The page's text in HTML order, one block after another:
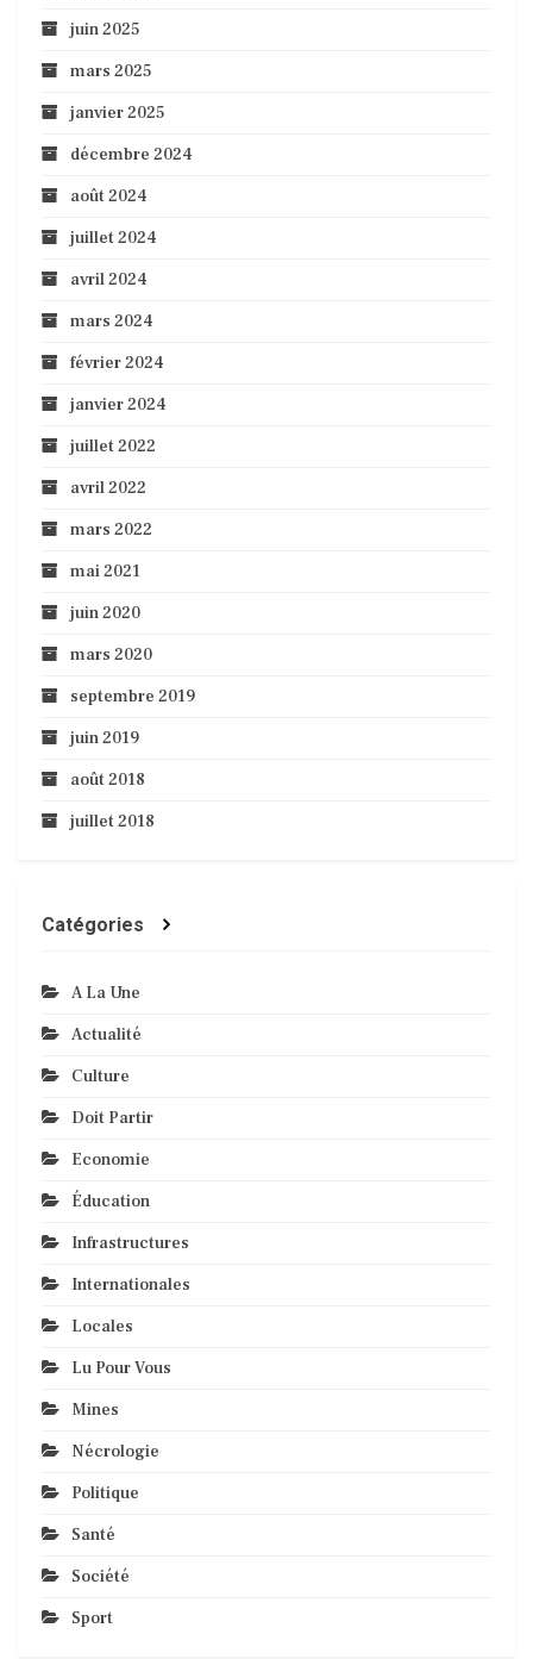
juin 2025
mars 2025
janvier 2025
décembre 2024
août 2024
juillet 2024
avril 2024
mars 2024
février 2024
janvier 2024
juillet 2022
avril 2022
mars 2022
mai 2021
juin 2020
mars 2020
septembre 2019
juin 2019
août 2018
juillet 2018
Catégories
A La Une
Actualité
Culture
Doit Partir
Economie
Éducation
Infrastructures
Internationales
Locales
Lu Pour Vous
Mines
Nécrologie
Politique
Santé
Société
Sport